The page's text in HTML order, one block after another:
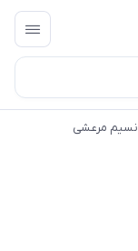
نسیم مرعشی